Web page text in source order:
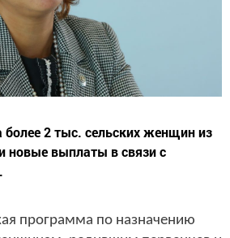
более 2 тыс. сельских женщин из
новые выплаты в связи с
программа по назначению